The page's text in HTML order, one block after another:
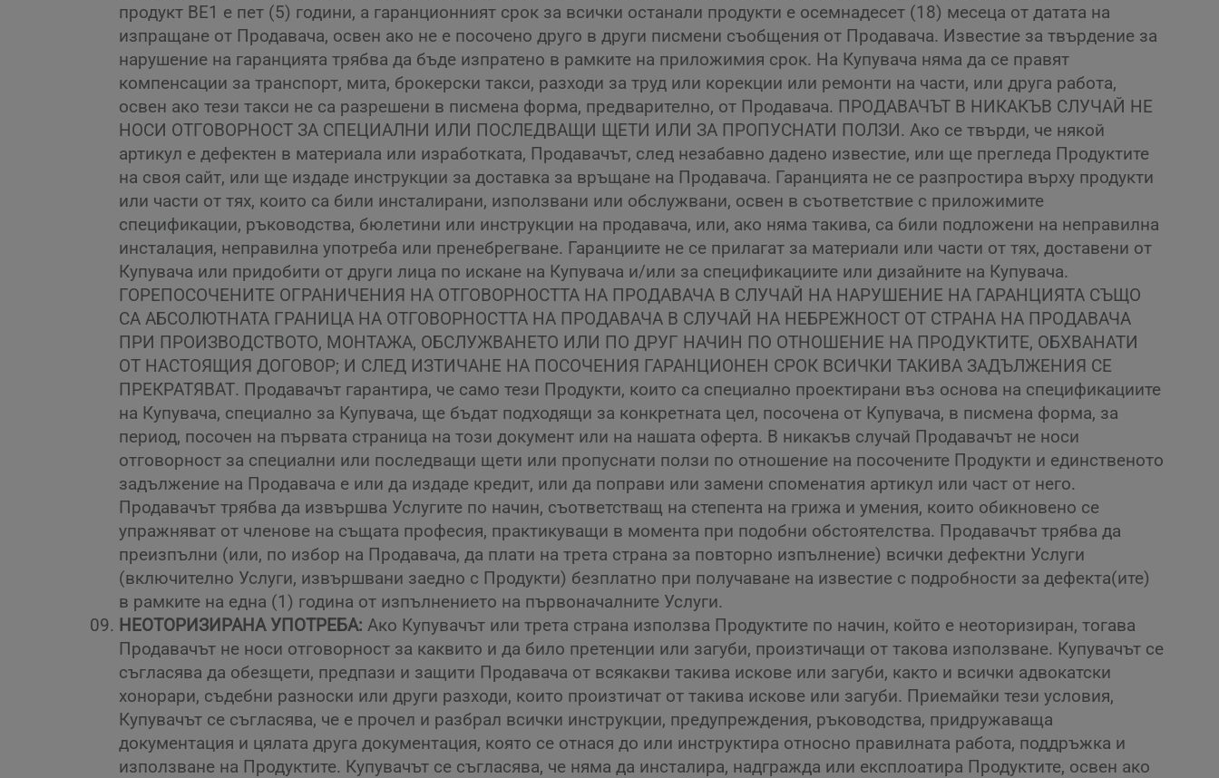
продукт BE1 е пет (5) години, а гаранционният срок за всички останали продукти е осемнадесет (18) месеца от датата на
изпращане от Продавача, освен ако не е посочено друго в други писмени съобщения от Продавача. Известие за твърдение за
нарушение на гаранцията трябва да бъде изпратено в рамките на приложимия срок. На Купувача няма да се правят
компенсации за транспорт, мита, брокерски такси, разходи за труд или корекции или ремонти на части, или друга работа,
освен ако тези такси не са разрешени в писмена форма, предварително, от Продавача. ПРОДАВАЧЪТ В НИКАКЪВ СЛУЧАЙ НЕ
НОСИ ОТГОВОРНОСТ ЗА СПЕЦИАЛНИ ИЛИ ПОСЛЕДВАЩИ ЩЕТИ ИЛИ ЗА ПРОПУСНАТИ ПОЛЗИ. Ако се твърди, че някой
артикул е дефектен в материала или изработката, Продавачът, след незабавно дадено известие, или ще прегледа Продуктите
на своя сайт, или ще издаде инструкции за доставка за връщане на Продавача. Гаранцията не се разпростира върху продукти
или части от тях, които са били инсталирани, използвани или обслужвани, освен в съответствие с приложимите
спецификации, ръководства, бюлетини или инструкции на продавача, или, ако няма такива, са били подложени на неправилна
инсталация, неправилна употреба или пренебрегване. Гаранциите не се прилагат за материали или части от тях, доставени от
Купувача или придобити от други лица по искане на Купувача и/или за спецификациите или дизайните на Купувача.
ГОРЕПОСОЧЕНИТЕ ОГРАНИЧЕНИЯ НА ОТГОВОРНОСТТА НА ПРОДАВАЧА В СЛУЧАЙ НА НАРУШЕНИЕ НА ГАРАНЦИЯТА СЪЩО
СА АБСОЛЮТНАТА ГРАНИЦА НА ОТГОВОРНОСТТА НА ПРОДАВАЧА В СЛУЧАЙ НА НЕБРЕЖНОСТ ОТ СТРАНА НА ПРОДАВАЧА
ПРИ ПРОИЗВОДСТВОТО, МОНТАЖА, ОБСЛУЖВАНЕТО ИЛИ ПО ДРУГ НАЧИН ПО ОТНОШЕНИЕ НА ПРОДУКТИТЕ, ОБХВАНАТИ
ОТ НАСТОЯЩИЯ ДОГОВОР; И СЛЕД ИЗТИЧАНЕ НА ПОСОЧЕНИЯ ГАРАНЦИОНЕН СРОК ВСИЧКИ ТАКИВА ЗАДЪЛЖЕНИЯ СЕ
ПРЕКРАТЯВАТ. Продавачът гарантира, че само тези Продукти, които са специално проектирани въз основа на спецификациите
на Купувача, специално за Купувача, ще бъдат подходящи за конкретната цел, посочена от Купувача, в писмена форма, за
период, посочен на първата страница на този документ или на нашата оферта. В никакъв случай Продавачът не носи
отговорност за специални или последващи щети или пропуснати ползи по отношение на посочените Продукти и единственото
задължение на Продавача е или да издаде кредит, или да поправи или замени споменатия артикул или част от него.
Продавачът трябва да извършва Услугите по начин, съответстващ на степента на грижа и умения, които обикновено се
упражняват от членове на същата професия, практикуващи в момента при подобни обстоятелства. Продавачът трябва да
преизпълни (или, по избор на Продавача, да плати на трета страна за повторно изпълнение) всички дефектни Услуги
(включително Услуги, извършвани заедно с Продукти) безплатно при получаване на известие с подробности за дефекта(ите)
в рамките на една (1) година от изпълнението на първоначалните Услуги.
НЕОТОРИЗИРАНА УПОТРЕБА: Ако Купувачът или трета страна използва Продуктите по начин, който е неоторизиран, тогава
Продавачът не носи отговорност за каквито и да било претенции или загуби, произтичащи от такова използване. Купувачът се
съгласява да обезщети, предпази и защити Продавача от всякакви такива искове или загуби, както и всички адвокатски
хонорари, съдебни разноски или други разходи, които произтичат от такива искове или загуби. Приемайки тези условия,
Купувачът се съгласява, че е прочел и разбрал всички инструкции, предупреждения, ръководства, придружаваща
документация и цялата друга документация, която се отнася до или инструктира относно правилната работа, поддръжка и
използване на Продуктите. Купувачът се съгласява, че няма да инсталира, надгражда или експлоатира Продуктите, освен ако